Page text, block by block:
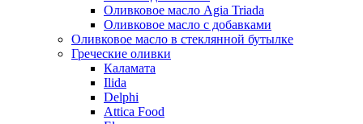
Оливковое масло Agia Triada
Оливковое масло с добавками
Оливковое масло в стеклянной бутылке
Греческие оливки
Каламата
Ilida
Delphi
Attica Food